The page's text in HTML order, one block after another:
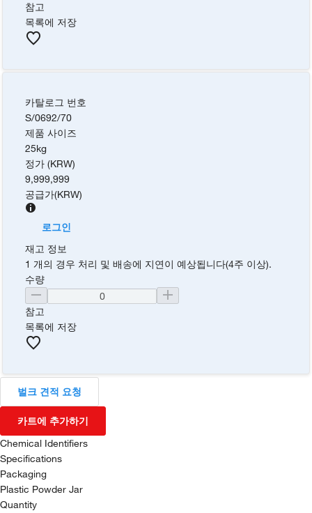
참고
목록에 저장
카탈로그 번호
S/0692/70
제품 사이즈
25kg
정가 (KRW)
9,999,999
공급가(KRW)
로그인
재고 정보
1 개의 경우 처리 및 배송에 지연이 예상됩니다(4주 이상).
수량
참고
목록에 저장
벌크 견적 요청
카트에 추가하기
Chemical Identifiers
Specifications
Packaging
Plastic Powder Jar
Quantity